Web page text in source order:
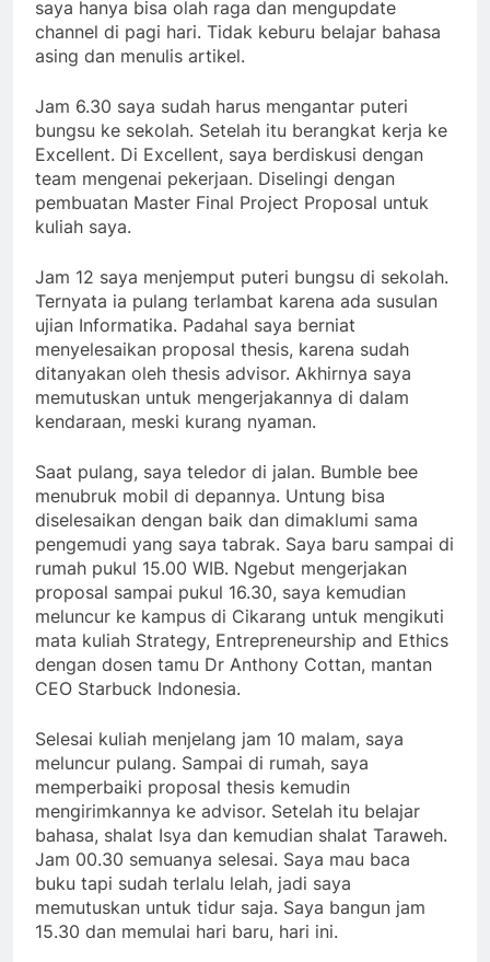
saya hanya bisa olah raga dan mengupdate
channel di pagi hari. Tidak keburu belajar bahasa
asing dan menulis artikel.
Jam 6.30 saya sudah harus mengantar puteri
bungsu ke sekolah. Setelah itu berangkat kerja ke
Excellent. Di Excellent, saya berdiskusi dengan
team mengenai pekerjaan. Diselingi dengan
pembuatan Master Final Project Proposal untuk
kuliah saya.
Jam 12 saya menjemput puteri bungsu di sekolah.
Ternyata ia pulang terlambat karena ada susulan
ujian Informatika. Padahal saya berniat
menyelesaikan proposal thesis, karena sudah
ditanyakan oleh thesis advisor. Akhirnya saya
memutuskan untuk mengerjakannya di dalam
kendaraan, meski kurang nyaman.
Saat pulang, saya teledor di jalan. Bumble bee
menubruk mobil di depannya. Untung bisa
diselesaikan dengan baik dan dimaklumi sama
pengemudi yang saya tabrak. Saya baru sampai di
rumah pukul 15.00 WIB. Ngebut mengerjakan
proposal sampai pukul 16.30, saya kemudian
meluncur ke kampus di Cikarang untuk mengikuti
mata kuliah Strategy, Entrepreneurship and Ethics
dengan dosen tamu Dr Anthony Cottan, mantan
CEO Starbuck Indonesia.
Selesai kuliah menjelang jam 10 malam, saya
meluncur pulang. Sampai di rumah, saya
memperbaiki proposal thesis kemudin
mengirimkannya ke advisor. Setelah itu belajar
bahasa, shalat Isya dan kemudian shalat Taraweh.
Jam 00.30 semuanya selesai. Saya mau baca
buku tapi sudah terlalu lelah, jadi saya
memutuskan untuk tidur saja. Saya bangun jam
15.30 dan memulai hari baru, hari ini.